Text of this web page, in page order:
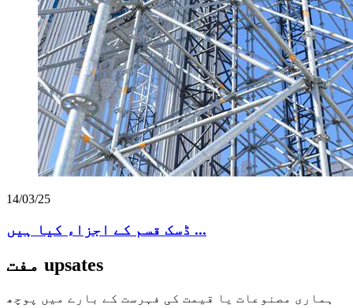
14/03/25
ڈسک قسم کے اجزاء کیا ہیں ...
مفت upsates
ہماری مصنوعات یا قیمت کی فہرست کے بارے میں پوچھ